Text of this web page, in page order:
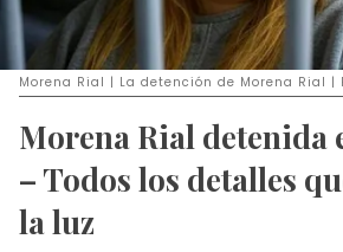
Morena Rial | La detención de Morena Rial |
Morena Rial detenida
– Todos los detalles
la luz